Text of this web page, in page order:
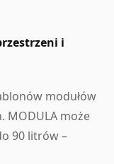
i
modułów
MODULA może
90 litrów –